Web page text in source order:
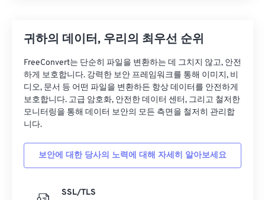
귀하의 데이터, 우리의 최우선 순위
FreeConvert는 단순히 파일을 변환하는 데 그치지 않고, 안전
하게 보호합니다. 강력한 보안 프레임워크를 통해 이미지, 비
디오, 문서 등 어떤 파일을 변환하든 항상 데이터를 안전하게
보호합니다. 고급 암호화, 안전한 데이터 센터, 그리고 철저한
모니터링을 통해 데이터 보안의 모든 측면을 철저히 관리합
니다.
보안에 대한 당사의 노력에 대해 자세히 알아보세요
SSL/TLS